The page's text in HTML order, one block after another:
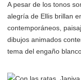
A pesar de los tonos
alegría de Ellis brillan
contemporáneos,
dibujos animados
tema del engaño